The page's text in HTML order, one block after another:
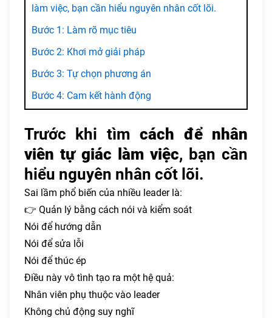
làm việc, bạn cần hiểu nguyên nhân cốt lõi.
Bước 1: Làm rõ mục tiêu
Bước 2: Khơi mở giải pháp
Bước 3: Tự chọn phương án
Bước 4: Cam kết hành động
Trước khi tìmcách để nhân
viên tự giác làm việc, bạn cần
hiểu nguyên nhân cốt lõi.
Sai lầm phổ biến của nhiều leader là:
👉 Quản lý bằng cách nói và kiểm soát
Nói để hướng dẫn
Nói để sửa lỗi
Nói để thúc ép
Điều này vô tình tạo ra một hệ quả:
Nhân viên phụ thuộc vào leader
Không chủ động suy nghĩ